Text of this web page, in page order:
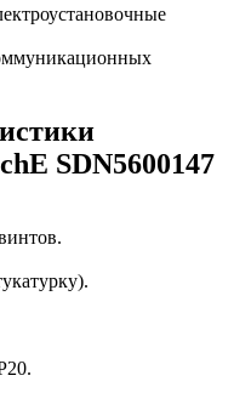
SDN5600147